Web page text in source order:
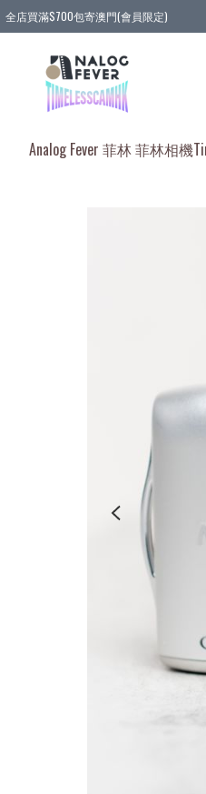
全店買滿$700包寄澳門(會員限定)
Analog Fever 菲林 菲林相機